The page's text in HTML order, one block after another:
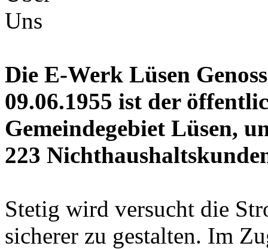
Die E-Werk Lüsen
09.06.1955 ist der
Gemeindegebiet Lüsen,
223
Stetig wird versucht die
sicherer zu gestalten. Im